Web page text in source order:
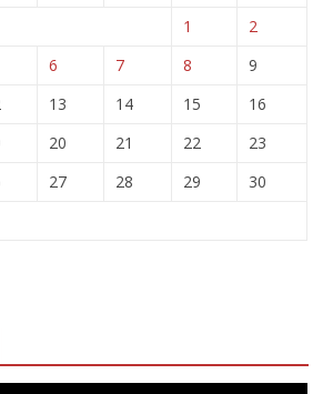
1
2
6 7 8
9
13 14 15
16
20 21 22
23
27 28 29
30